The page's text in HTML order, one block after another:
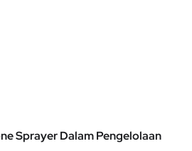
Sprayer Dalam Pengelolaan